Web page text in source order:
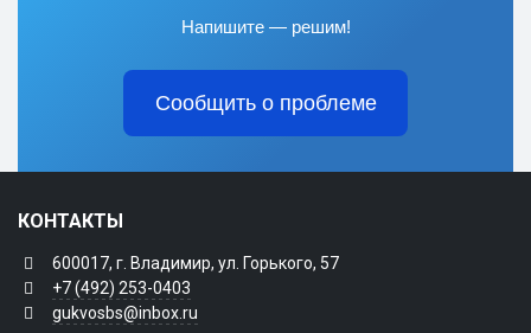
Напишите — решим!
Сообщить о проблеме
КОНТАКТЫ
600017, г. Владимир, ул. Горького, 57
+7 (492) 253-0403
gukvosbs@inbox.ru